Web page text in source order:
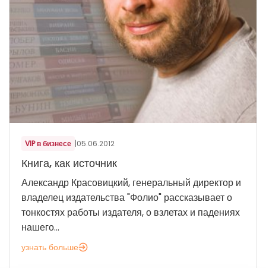
VIP в бизнесе |05.06.2012
Книга, как источник
Александр Красовицкий, генеральный директор и
владелец издательства "Фолио" рассказывает о
тонкостях работы издателя, о взлетах и падениях
нашего...
узнать больше